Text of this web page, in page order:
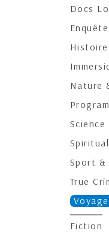
Docs
Nature
Science
Sport &
True
Voyage
Fiction